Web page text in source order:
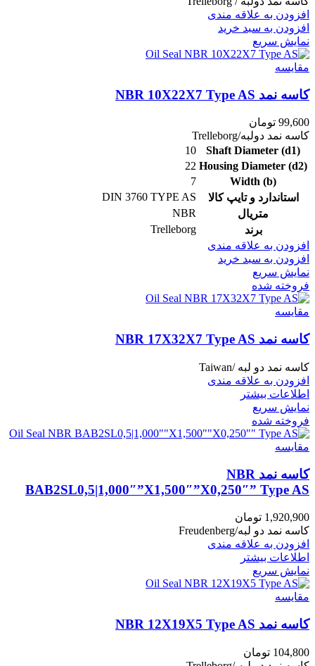
افزودن به علاقه مندی
افزودن به سبد خرید
نمایش سریع
مقايسه
کاسه نمد NBR 10X22X7 Type AS
99,600 تومان
کاسه نمد دولبه/Trelleborg
Shaft Diameter (d1)
10
Housing Diameter (d2)
22
Width (b)
7
استاندارد و تایپ کالا
DIN 3760 TYPE AS
متریال
NBR
برند
Trelleborg
افزودن به علاقه مندی
افزودن به سبد خرید
نمایش سریع
فروخته شده
مقايسه
کاسه نمد NBR 17X32X7 Type AS
کاسه نمد دو لبه /Taiwan
افزودن به علاقه مندی
اطلاعات بیشتر
نمایش سریع
فروخته شده
مقايسه
کاسه نمد NBR
BAB2SL0,5|1,000″”X1,500″”X0,250″” Type AS
1,920,900 تومان
کاسه نمد دو لبه/Freudenberg
افزودن به علاقه مندی
اطلاعات بیشتر
نمایش سریع
مقايسه
کاسه نمد NBR 12X19X5 Type AS
104,800 تومان